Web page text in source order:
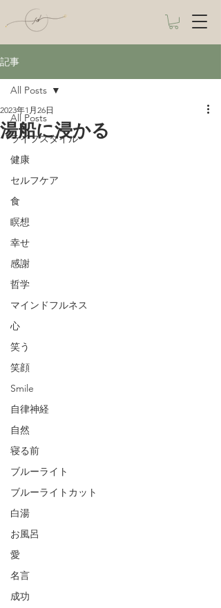
記事
All Posts
ライフスタイル
健康
セルフケア
食
瞑想
幸せ
感謝
哲学
マインドフルネス
心
笑う
笑顔
Smile
自律神経
自然
寝る前
ブルーライト
ブルーライトカット
白湯
お風呂
愛
名言
成功
All Posts
湯船に浸かる
2023年1月26日